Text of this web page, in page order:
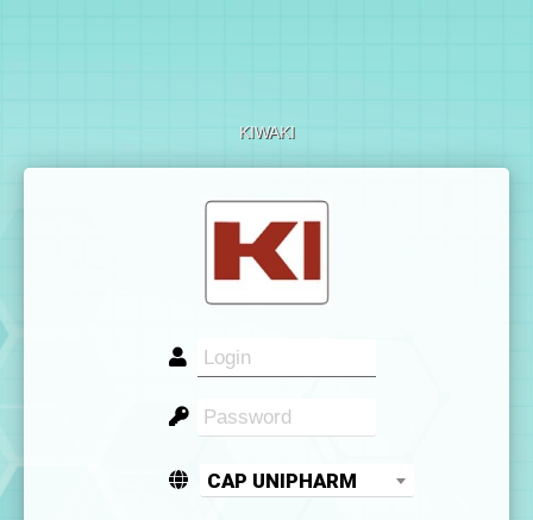
KIWAKI
CAP UNIPHARM